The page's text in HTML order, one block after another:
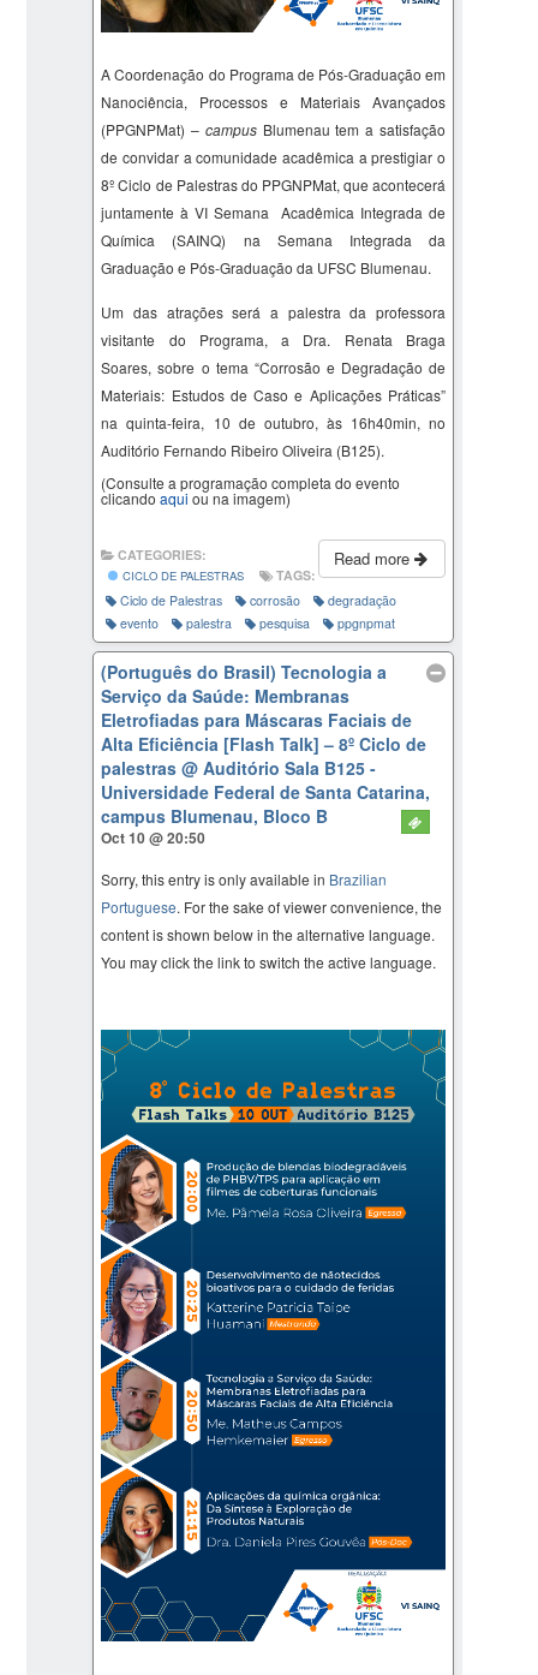
A Coordenação do Programa de Pós-Graduação em
Nanociência, Processos e Materiais Avançados
(PPGNPMat) – campusBlumenau tem a satisfação
de convidar a comunidade acadêmica a prestigiar o
8º Ciclo de Palestras do PPGNPMat, que acontecerá
juntamente à VI Semana Acadêmica Integrada de
Química (SAINQ) na Semana Integrada da
Graduação e Pós-Graduação da UFSC Blumenau.
Um das atrações será a palestra da professora
visitante do Programa, a Dra. Renata Braga
Soares, sobre o tema “Corrosão e Degradação de
Materiais: Estudos de Caso e Aplicações Práticas”
na quinta-feira, 10 de outubro, às 16h40min, no
Auditório Fernando Ribeiro Oliveira (B125).
(Consulte a programação completa do evento
clicandoaqui ou na imagem)
Read more
CATEGORIES:
CICLO DE PALESTRAS
TAGS:
Ciclo de Palestras
corrosão
degradação
evento
palestra pesquisa ppgnpmat
(Português do Brasil) Tecnologia a
Serviço da Saúde: Membranas
Eletrofiadas para Máscaras Faciais de
Alta Eficiência [Flash Talk] – 8º Ciclo de
palestras@ Auditório Sala B125 -
Universidade Federal de Santa Catarina,
campus Blumenau, Bloco B
Oct 10 @ 20:50
Sorry, this entry is only available in Brazilian
Portuguese. For the sake of viewer convenience, the
content is shown below in the alternative language.
You may click the link to switch the active language.